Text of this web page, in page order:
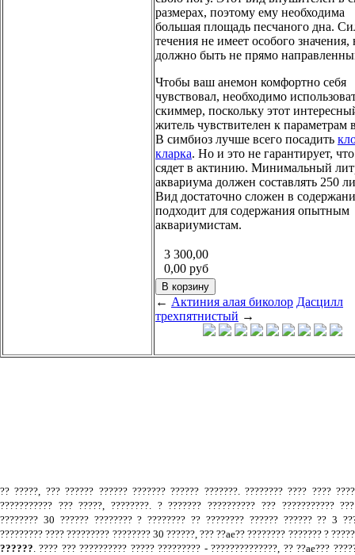
размерах, поэтому ему необходима
большая площадь песчаного дна.
течения не имеет особого значения,
должно быть не прямо
Чтобы ваш анемон комфортно себя
чувствовал, необходимо
скиммер, поскольку этот
житель чувствителен к параметрам
В симбиоз лучше всего посадить
кларка. Но и это не гарантирует,
сядет в актинию. Минимальный
аквариума должен составлять 250
Вид достаточно сложен в
подходит для содержания опытным
аквариумистам.
3 300,00
0,00 руб
← Актиния алая биколор Дасцилл
трехпятнистый →
?? ?????, ??? ?????? ?????? ??????? ?????? ???????. ???????? ???? ????
??????????? ??? ?????, ????????. ? ??????? ?????????? ??? ???????????
???????? 30 ?????? ???????? ? ???????? ?? ???????? ?????? ?????? ?? 3
????????? ???? ????????? ???????? 30 ??????, ??? ??ae?? ???????? ??????? ?
??????. ???? ??? ?????????? ????? ????????? - ??????????????, ?? ??ae???